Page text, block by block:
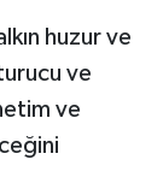
huzur ve
ve
ve